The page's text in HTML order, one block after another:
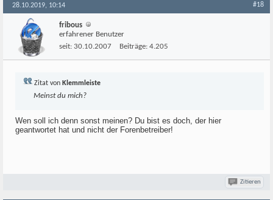
28.10.2019, 10:14 #18
fribous
erfahrener Benutzer
seit: 30.10.2007 Beiträge: 4.205
Zitat von Klemmleiste
Meinst du mich?
Wen soll ich denn sonst meinen? Du bist es doch, der hier
geantwortet hat und nicht der Forenbetreiber!
Zitieren